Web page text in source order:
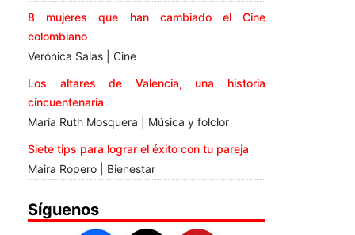
8 mujeres que han cambiado el Cine
colombiano
Verónica Salas | Cine
Los altares de Valencia, una historia
cincuentenaria
María Ruth Mosquera | Música y folclor
Siete tips para lograr el éxito con tu pareja
Maira Ropero | Bienestar
Síguenos